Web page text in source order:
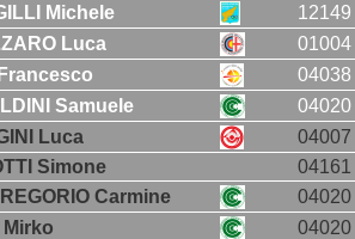
Michele
12149
Luca
01004
04038
Samuele
04020
Luca
04007
Simone
04161
Carmine
04020
Mirko
04020